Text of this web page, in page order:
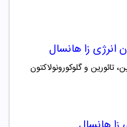
زا هانسال
تائورین و گلوکورونولاکتون